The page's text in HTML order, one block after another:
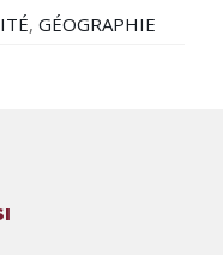
,GÉOGRAPHIE